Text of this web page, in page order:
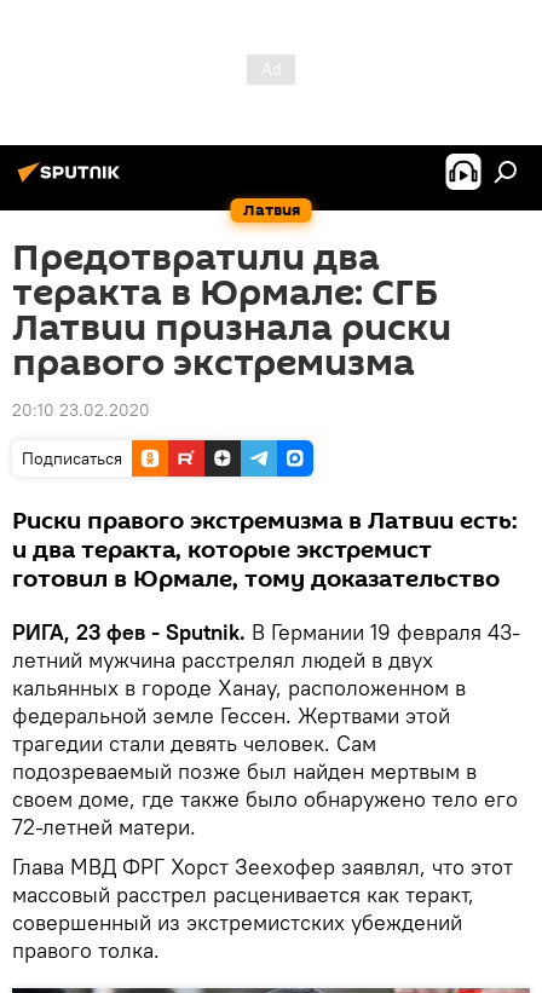
Латвия
Предотвратили два
теракта в Юрмале: СГБ
Латвии признала риски
правого экстремизма
20:10 23.02.2020
Подписаться
Риски правого экстремизма в Латвии есть:
и два теракта, которые экстремист
готовил в Юрмале, тому доказательство
РИГА, 23 фев - Sputnik. В Германии 19 февраля 43-
летний мужчина расстрелял людей в двух
кальянных в городе Ханау, расположенном в
федеральной земле Гессен. Жертвами этой
трагедии стали девять человек. Сам
подозреваемый позже был найден мертвым в
своем доме, где также было обнаружено тело его
72-летней матери.
Глава МВД ФРГ Хорст Зеехофер заявлял, что этот
массовый расстрел расценивается как теракт,
совершенный из экстремистских убеждений
правого толка.